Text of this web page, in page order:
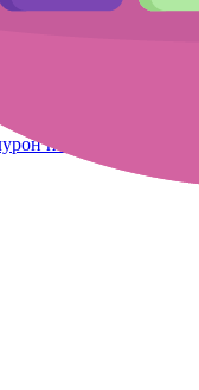
в шприце
пен